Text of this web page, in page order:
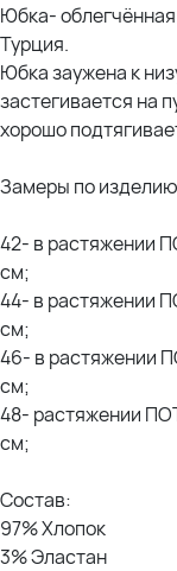
Юбка-
Турция.
Юбка заужена к
застегивается на
хорошо
Замеры по
42- в растяжении
см;
44- в растяжении
см;
46- в растяжении
см;
48- растяжении
см;
Состав:
97% Хлопок
3% Эластан